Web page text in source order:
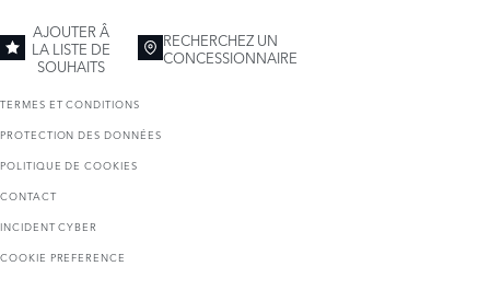
AJOUTER Â
LA LISTE DE
SOUHAITS
RECHERCHEZ UN
CONCESSIONNAIRE
TERMES ET CONDITIONS
PROTECTION DES DONNÉES
POLITIQUE DE COOKIES
CONTACT
INCIDENT CYBER
COOKIE PREFERENCE